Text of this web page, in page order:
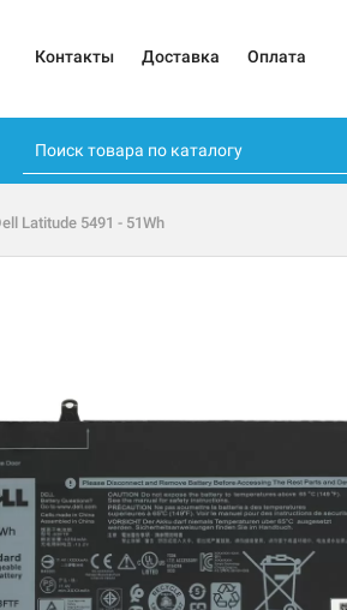
Контакты Доставка Оплата
Latitude 5491 - 51Wh